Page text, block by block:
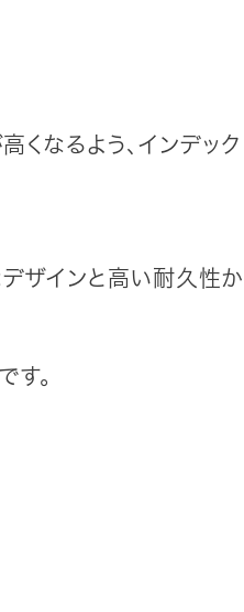
くなるよう、インデック
ザインと高い耐久性か
す。